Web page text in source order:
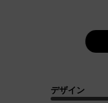
デザイン